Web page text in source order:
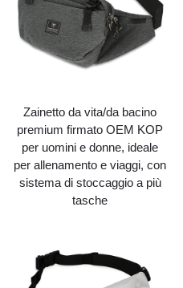
Zainetto da vita/da bacino
premium firmato OEM KOP
per uomini e donne, ideale
per allenamento e viaggi, con
sistema di stoccaggio a più
tasche